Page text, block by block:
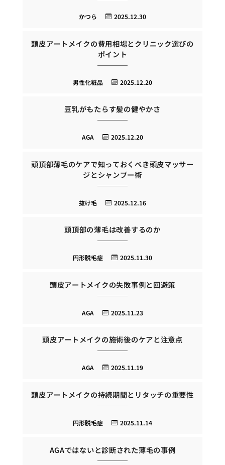
2025.12.30
かつら
頭皮アートメイクの費用相場とクリニック選びの
ポイント
2025.12.20
男性化粧品
豆乳がもたらす髪の健やかさ
2025.12.20
AGA
頭頂部薄毛のケアで知っておくべき頭皮マッサー
ジとシャンプー術
2025.12.16
抜け毛
頭頂部の薄毛は改善するのか
2025.11.30
円形脱毛症
頭皮アートメイクの失敗事例と回避策
2025.11.23
AGA
頭皮アートメイクの施術後のケアと注意点
2025.11.19
AGA
頭皮アートメイクの持続期間とリタッチの重要性
2025.11.14
円形脱毛症
AGAではないと診断された薄毛の事例